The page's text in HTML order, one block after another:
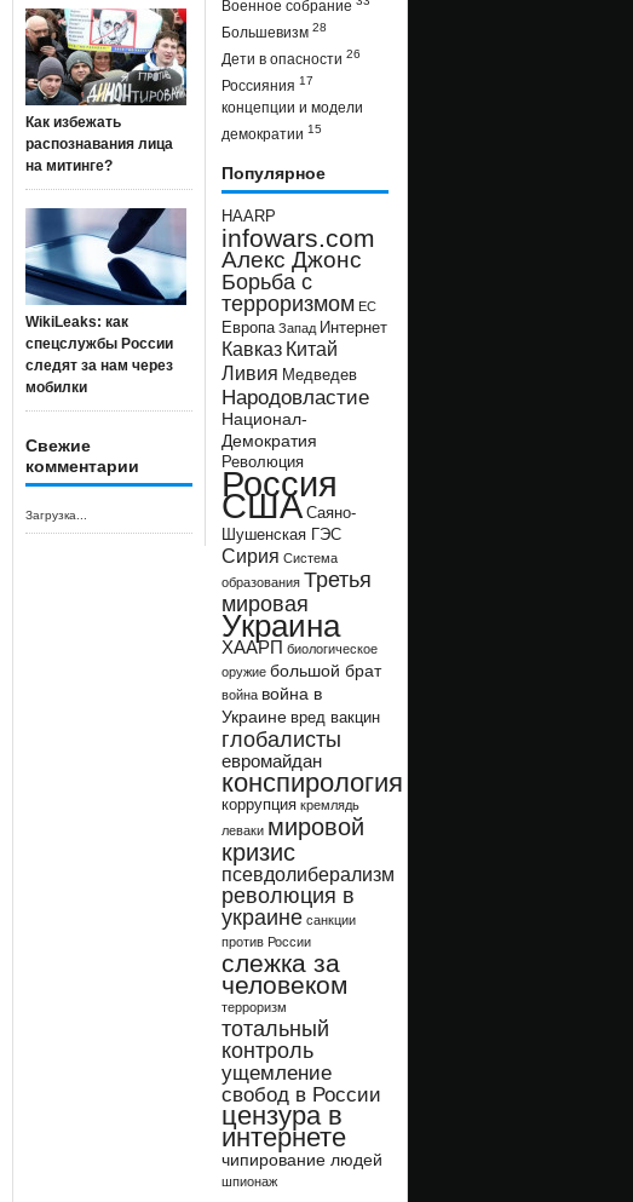
Как избежать
распознавания лица
на митинге?
WikiLeaks: как
спецслужбы России
следят за нам через
мобилки
Свежие
комментарии
Загрузка...
Военное собрание
Большевизм 28
Дети в опасности 26
Россияния 17
концепции и модели
демократии 15
Популярное
HAARP
infowars.com
Алекс Джонс
Борьба с
терроризмом ЕС
Европа Запад Интернет
Кавказ Китай
Ливия Медведев
Народовластие
Национал-
Демократия
Революция
Россия
США Саяно-
Шушенская ГЭС
Сирия Система
образования Третья
мировая
Украина
ХААРП биологическое
оружие большой брат
война война в
Украине вред вакцин
глобалисты
евромайдан
конспирология
коррупция кремлядь
леваки мировой
кризис
псевдолиберализм
революция в
украине санкции
против России
слежка за
человеком
терроризм
тотальный
контроль
ущемление
свобод в России
цензура в
интернете
чипирование людей
шпионаж